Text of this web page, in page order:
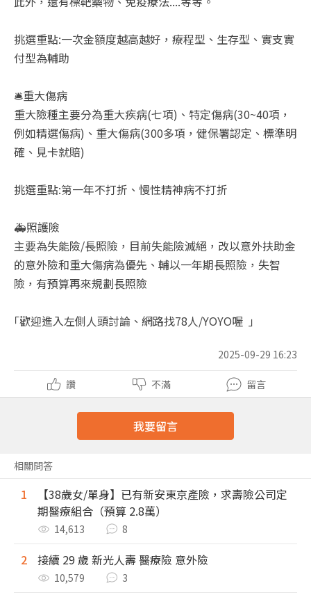
挑選重點:一次金額度越高越好，療程型、生存型、實支實
付型為輔助
🛎️重大傷病
重大險種主要分為重大疾病(七項)、特定傷病(30~40項，
例如精選傷病)、重大傷病(300多項，健保署認定、標準明
確、見卡就賠)
挑選重點:第一年不打折、慢性精神病不打折
🚑照護險
主要為失能險/長照險，目前失能險滅絕，改以意外扶助金
的意外險和重大傷病為優先、輔以一年期長照險，失智
險，有預算再來規劃長照險
｢歡迎進入左側人頭討論、網路找78人/YOYO喔 ｣
2025-09-29 16:23
讚 不滿 留言
我要留言
相關問答
1
【38歲女/單身】已有新安東京產險，求壽險公司定
期醫療組合（預算 2.8萬）
14,613 8
2 接續 29 歲 新光人壽 醫療險 意外險
10,579 3